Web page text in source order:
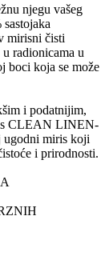
njegu vašeg
mirisni čisti
radionicama u
boci koja se može
i podatnijim,
CLEAN LINEN-
ugodni miris koji
i prirodnosti.